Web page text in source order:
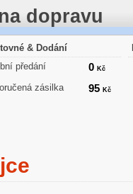
dopravu
& Dodání
předání
0 Kč
zásilka 95 Kč